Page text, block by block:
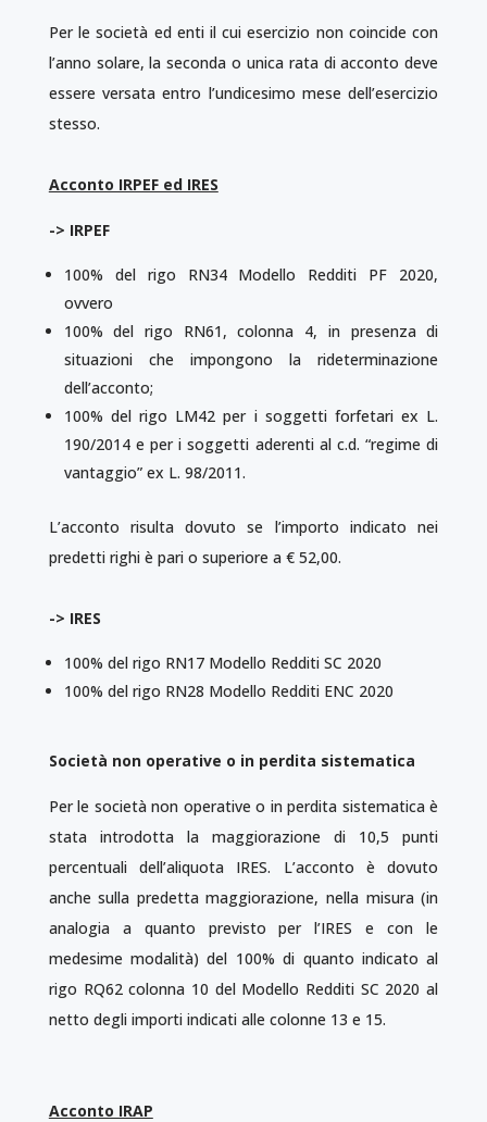
Per le società ed enti il cui esercizio non coincide con
l’anno solare, la seconda o unica rata di acconto deve
essere versata entro l’undicesimo mese dell’esercizio
stesso.
Acconto IRPEF ed IRES
-> IRPEF
100% del rigo RN34 Modello Redditi PF 2020,
ovvero
100% del rigo RN61, colonna 4, in presenza di
situazioni che impongono la rideterminazione
dell’acconto;
100% del rigo LM42 per i soggetti forfetari ex L.
190/2014 e per i soggetti aderenti al c.d. “regime di
vantaggio” ex L. 98/2011.
L’acconto risulta dovuto se l’importo indicato nei
predetti righi è pari o superiore a € 52,00.
-> IRES
100% del rigo RN17 Modello Redditi SC 2020
100% del rigo RN28 Modello Redditi ENC 2020
Società non operative o in perdita sistematica
Per le società non operative o in perdita sistematica è
stata introdotta la maggiorazione di 10,5 punti
percentuali dell’aliquota IRES. L’acconto è dovuto
anche sulla predetta maggiorazione, nella misura (in
analogia a quanto previsto per l’IRES e con le
medesime modalità) del 100% di quanto indicato al
rigo RQ62 colonna 10 del Modello Redditi SC 2020 al
netto degli importi indicati alle colonne 13 e 15.
Acconto IRAP